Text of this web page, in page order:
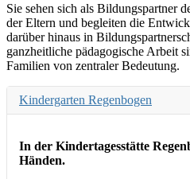
Sie sehen sich als Bildungspartner
der Eltern und begleiten die
darüber hinaus in
ganzheitliche pädagogische Arbeit
Familien von zentraler Bedeutung.
Kindergarten Regenbogen
In der Kindertagesstätte
Händen.